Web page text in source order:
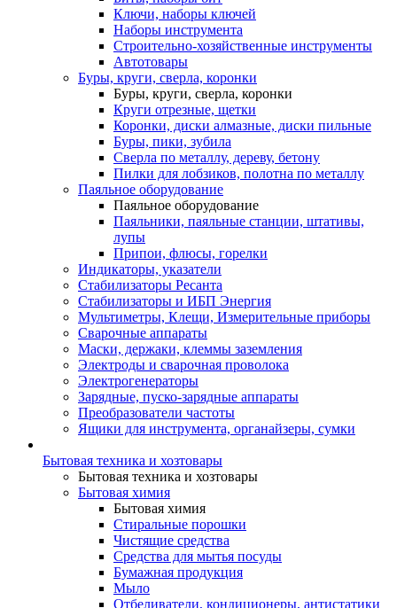
Ключи, наборы ключей
Наборы инструмента
Строительно-хозяйственные инструменты
Автотовары
Буры, круги, сверла, коронки
Буры, круги, сверла, коронки
Круги отрезные, щетки
Коронки, диски алмазные, диски пильные
Буры, пики, зубила
Сверла по металлу, дереву, бетону
Пилки для лобзиков, полотна по металлу
Паяльное оборудование
Паяльное оборудование
Паяльники, паяльные станции, штативы,
лупы
Припои, флюсы, горелки
Индикаторы, указатели
Стабилизаторы Ресанта
Стабилизаторы и ИБП Энергия
Мультиметры, Клещи, Измерительные приборы
Сварочные аппараты
Маски, держаки, клеммы заземления
Электроды и сварочная проволока
Электрогенераторы
Зарядные, пуско-зарядные аппараты
Преобразователи частоты
Ящики для инструмента, органайзеры, сумки
Бытовая техника и хозтовары
Бытовая техника и хозтовары
Бытовая химия
Бытовая химия
Стиральные порошки
Чистящие средства
Средства для мытья посуды
Бумажная продукция
Мыло
Отбеливатели, кондиционеры, антистатики